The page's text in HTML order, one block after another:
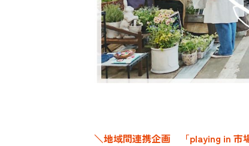
＼地域間連携企画 「playing in 市